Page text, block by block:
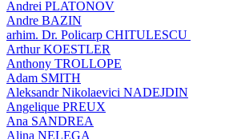
Andrei PLATONOV
Andre BAZIN
arhim. Dr. Policarp CHITULESCU
Arthur KOESTLER
Anthony TROLLOPE
Adam SMITH
Aleksandr Nikolaevici NADEJDIN
Angelique PREUX
Ana SANDREA
Alina NELEGA